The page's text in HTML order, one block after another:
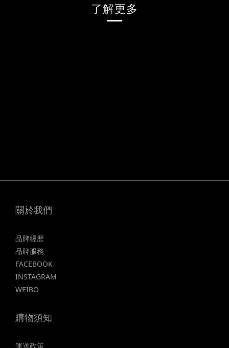
了解更多
關於我們
品牌經歷
品牌服務
FACEBOOK
INSTAGRAM
WEIBO
購物須知
運送政策